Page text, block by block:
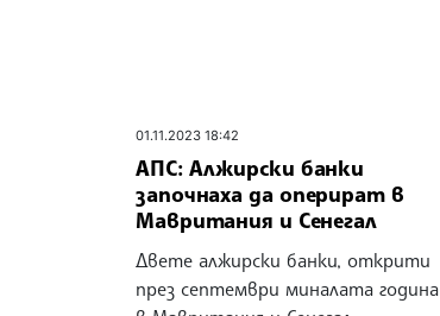
01.11.2023 18:42
АПС: Алжирски банки
започнаха да оперират в
Мавритания и Сенегал
Двете алжирски банки, открити
през септември миналата година